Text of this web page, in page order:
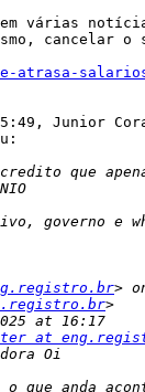
várias
cancelar o
atrasa-
at